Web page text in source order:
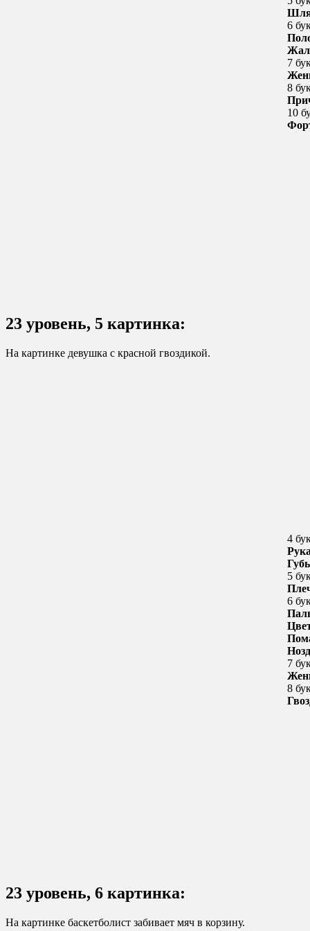
6
7
8
10
23 уровень, 5 картинка:
На картинке девушка с красной гвоздикой.
4
5
6
7
8
23 уровень, 6 картинка:
На картинке баскетболист забивает мяч в корзину.